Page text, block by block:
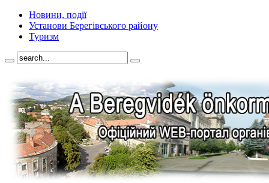
Новини, події
Установи Берегівського району
Туризм